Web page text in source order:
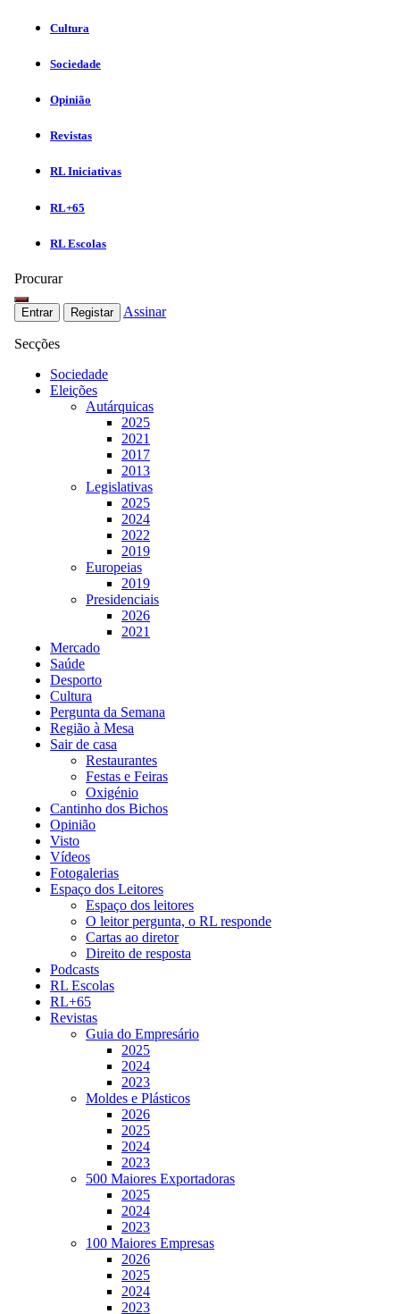
Cultura
Sociedade
Opinião
Revistas
RL Iniciativas
RL+65
RL Escolas
Procurar
Entrar Registar Assinar
Secções
Sociedade
Eleições
Autárquicas
2025
2021
2017
2013
Legislativas
2025
2024
2022
2019
Europeias
2019
Presidenciais
2026
2021
Mercado
Saúde
Desporto
Cultura
Pergunta da Semana
Região à Mesa
Sair de casa
Restaurantes
Festas e Feiras
Oxigénio
Cantinho dos Bichos
Opinião
Visto
Vídeos
Fotogalerias
Espaço dos Leitores
Espaço dos leitores
O leitor pergunta, o RL responde
Cartas ao diretor
Direito de resposta
Podcasts
RL Escolas
RL+65
Revistas
Guia do Empresário
2025
2024
2023
Moldes e Plásticos
2026
2025
2024
2023
500 Maiores Exportadoras
2025
2024
2023
100 Maiores Empresas
2026
2025
2024
2023